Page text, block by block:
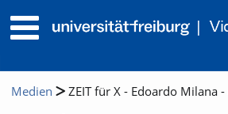
Medien ZEIT für X - Edoardo Milana